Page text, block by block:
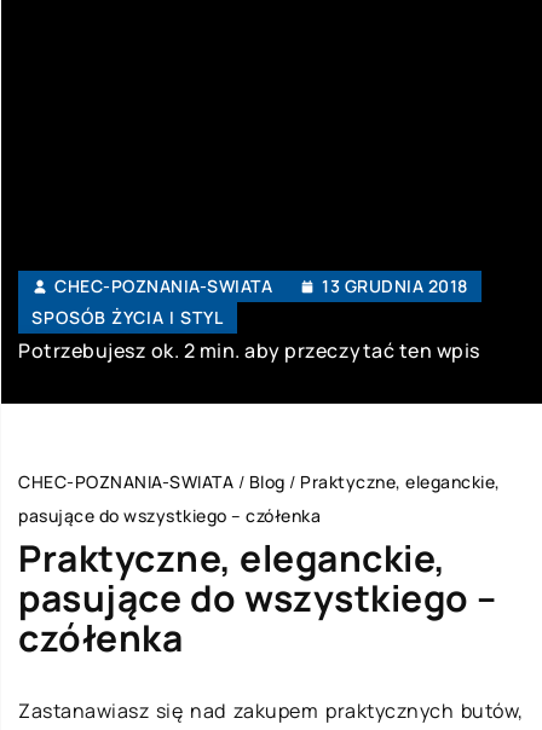
CHEC-POZNANIA-SWIATA
13 GRUDNIA 2018
SPOSÓB ŻYCIA I STYL
Potrzebujesz ok. 2 min. aby przeczytać ten wpis
CHEC-POZNANIA-SWIATA / Blog / Praktyczne, eleganckie,
pasujące do wszystkiego – czółenka
Praktyczne, eleganckie,
pasujące do wszystkiego –
czółenka
Zastanawiasz się nad zakupem praktycznych butów,